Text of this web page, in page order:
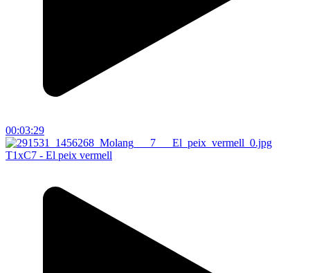
00:03:29
T1xC7 - El peix vermell